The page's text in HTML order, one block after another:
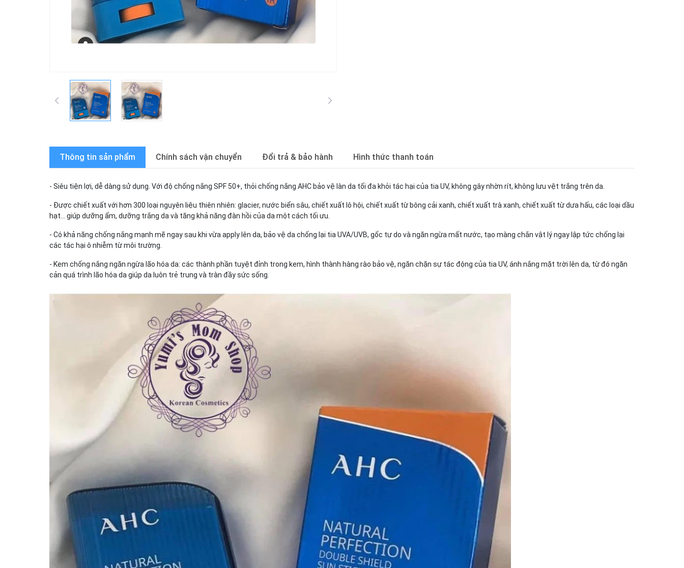
Thông tin sản phẩm Chính sách vận chuyển Đổi trả & bảo hành Hình thức thanh toán
- Siêu tiện lợi, dễ dàng sử dụng. Với độ chống nắng SPF 50+, thỏi chống nắng AHC bảo vệ làn da tối đa khỏi tác hại của tia UV, không gây nhờn rít, không lưu vệt trắng trên da.
- Được chiết xuất với hơn 300 loại nguyên liệu thiên nhiên: glacier, nước biển sâu, chiết xuất lô hội, chiết xuất từ bông cải xanh, chiết xuất trà xanh, chiết xuất từ dưa hấu, các loại dầu
hạt… giúp dưỡng ẩm, dưỡng trắng da và tăng khả năng đàn hồi của da một cách tối ưu.
- Có khả năng chống nắng mạnh mẽ ngay sau khi vừa apply lên da, bảo vệ da chống lại tia UVA/UVB, gốc tự do và ngăn ngừa mất nước, tạo màng chắn vật lý ngay lập tức chống lại
các tác hại ô nhiễm từ môi trường.
- Kem chống nắng ngăn ngừa lão hóa da: các thành phần tuyệt đỉnh trong kem, hình thành hàng rào bảo vệ, ngăn chặn sự tác động của tia UV, ánh nắng mặt trời lên da, từ đó ngăn
cản quá trình lão hóa da giúp da luôn trẻ trung và tràn đầy sức sống.